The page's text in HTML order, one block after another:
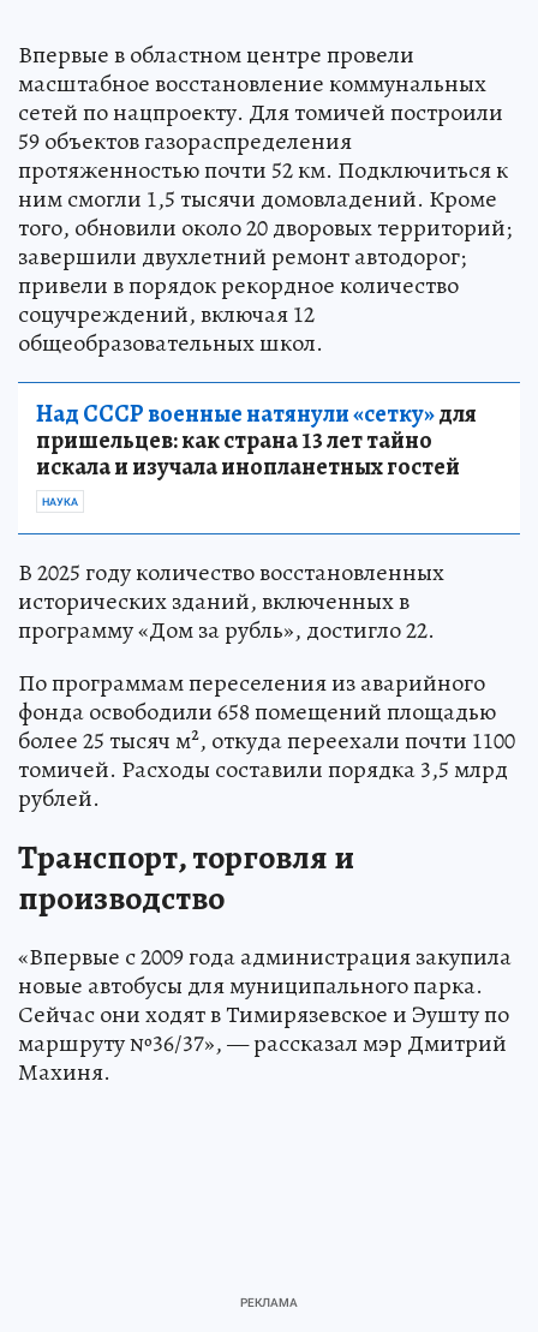
Впервые в областном центре провели
масштабное восстановление коммунальных
сетей по нацпроекту. Для томичей построили
59 объектов газораспределения
протяженностью почти 52 км. Подключиться к
ним смогли 1,5 тысячи домовладений. Кроме
того, обновили около 20 дворовых территорий;
завершили двухлетний ремонт автодорог;
привели в порядок рекордное количество
соцучреждений, включая 12
общеобразовательных школ.
Над СССР военные натянули «сетку»для
пришельцев: как страна 13 лет тайно
искала и изучала инопланетных гостей
НАУКА
В 2025 году количество восстановленных
исторических зданий, включенных в
программу «Дом за рубль», достигло 22.
По программам переселения из аварийного
фонда освободили 658 помещений площадью
более 25 тысяч м², откуда переехали почти 1100
томичей. Расходы составили порядка 3,5 млрд
рублей.
Транспорт, торговля и
производство
«Впервые с 2009 года администрация закупила
новые автобусы для муниципального парка.
Сейчас они ходят в Тимирязевское и Эушту по
маршруту №36/37», — рассказал мэр Дмитрий
Махиня.